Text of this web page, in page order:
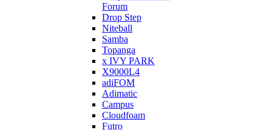
Forum
Drop Step
Niteball
Samba
Topanga
x IVY PARK
X9000L4
adiFOM
Adimatic
Campus
Cloudfoam
Futro